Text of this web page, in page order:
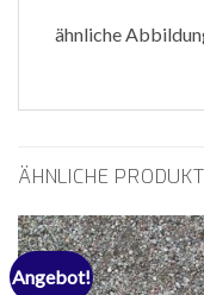
ähnliche
ÄHNLICHE
Angebot!